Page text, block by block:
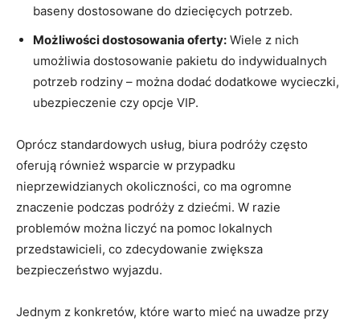
‌baseny dostosowane do dziecięcych potrzeb.
Możliwości ​dostosowania ⁤oferty: Wiele⁢ z nich
umożliwia dostosowanie pakietu‍ do indywidualnych
potrzeb rodziny – można dodać dodatkowe wycieczki,
ubezpieczenie ⁤czy opcje VIP.
Oprócz ‍standardowych usług, biura⁤ podróży często
oferują również ⁤wsparcie w przypadku
nieprzewidzianych okoliczności, co ma ogromne
znaczenie podczas podróży z dziećmi. W‌ razie
problemów można liczyć​ na pomoc lokalnych
przedstawicieli, co zdecydowanie​ zwiększa
bezpieczeństwo wyjazdu.
Jednym z konkretów, które warto mieć na uwadze przy